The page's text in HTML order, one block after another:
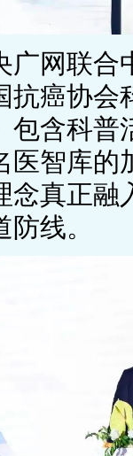
广网联合
抗癌协会
包含科
医智库的
念真正融
线。